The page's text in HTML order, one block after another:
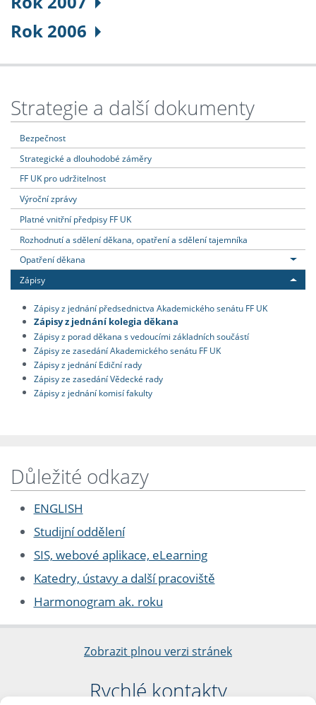
Rok 2006
Strategie a další dokumenty
Bezpečnost
Strategické a dlouhodobé záměry
FF UK pro udržitelnost
Výroční zprávy
Platné vnitřní předpisy FF UK
Rozhodnutí a sdělení děkana, opatření a sdělení tajemníka
Opatření děkana
Zápisy
Zápisy z jednání předsednictva Akademického senátu FF UK
Zápisy z jednání kolegia děkana
Zápisy z porad děkana s vedoucími základních součástí
Zápisy ze zasedání Akademického senátu FF UK
Zápisy z jednání Ediční rady
Zápisy ze zasedání Vědecké rady
Zápisy z jednání komisí fakulty
Důležité odkazy
ENGLISH
Studijní oddělení
SIS, webové aplikace, eLearning
Katedry, ústavy a další pracoviště
Harmonogram ak. roku
Zobrazit plnou verzi stránek
Rychlé kontakty